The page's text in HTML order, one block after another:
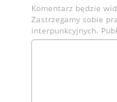
Komentarz będzie
Zastrzegamy sobie
interpunkcyjnych.